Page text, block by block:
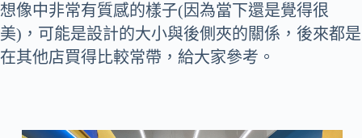
想像中非常有質感的樣子(因為當下還是覺得很
美)，可能是設計的大小與後側夾的關係，後來都是
在其他店買得比較常帶，給大家參考。